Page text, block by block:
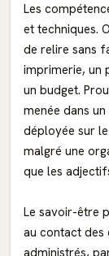
Les
et techniques.
de relire sans
imprimerie, un
un budget.
menée dans
déployée sur
malgré une
que les
Le savoir-être
au contact des
administrés,